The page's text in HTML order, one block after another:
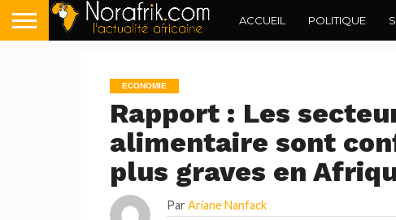
ACCUEIL POLITIQUE
ECONOMIE
Rapport : Les
alimentaire sont
plus graves en
Par Ariane Nanfack